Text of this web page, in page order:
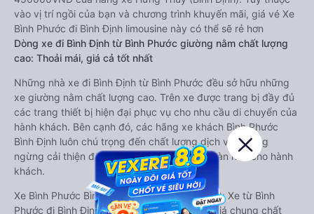
vào vị trí ngồi của bạn và chương trình khuyến mãi, giá vé Xe
Bình Phước đi Bình Định limousine này có thể sẽ rẻ hơn
Dòng xe đi Bình Định từ Bình Phước giường nằm chất lượng
cao: Thoải mái, giá cả tốt nhất
Những nhà xe đi Bình Định từ Bình Phước đều sở hữu những
xe giường nằm chất lượng cao. Trên xe được trang bị đầy đủ
các trang thiết bị hiện đại phục vụ cho nhu cầu di chuyển của
hành khách. Bên cạnh đó, các hãng xe khách Bình Phước
Bình Định luôn chú trọng đến chất lượng dịch vụ, không
ngừng cải thiện để mang đến trải nghiệm hoàn hảo cho hành
khách.
Xe Bình Phước Bình Định giường nằm tốt nhất: Xe từ Bình
Phước đi Bình Định giường nằm được đánh giá chung chất